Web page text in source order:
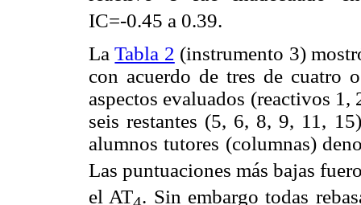
IC=-0.45 a 0.39.
LaTabla 2 (instrumento 3)
con acuerdo de tres de cuatro
aspectos evaluados (reactivos
seis restantes (5, 6, 8, 9, 11,
alumnos tutores (columnas)
Las puntuaciones más bajas
el AT . Sin embargo todas